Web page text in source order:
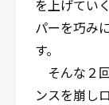
を上げてい
パーを巧み
す。
そんな２
ンスを崩し